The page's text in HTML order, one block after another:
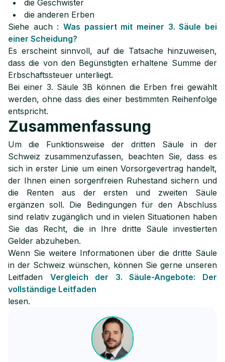
die Geschwister
die anderen Erben
Siehe auch : Was passiert mit meiner 3. Säule bei
einer Scheidung?
Es erscheint sinnvoll, auf die Tatsache hinzuweisen,
dass die von den Begünstigten erhaltene Summe der
Erbschaftssteuer unterliegt.
Bei einer 3. Säule 3B können die Erben frei gewählt
werden, ohne dass dies einer bestimmten Reihenfolge
entspricht.
Zusammenfassung
Um die Funktionsweise der dritten Säule in der
Schweiz zusammenzufassen, beachten Sie, dass es
sich in erster Linie um einen Vorsorgevertrag handelt,
der Ihnen einen sorgenfreien Ruhestand sichern und
die Renten aus der ersten und zweiten Säule
ergänzen soll. Die Bedingungen für den Abschluss
sind relativ zugänglich und in vielen Situationen haben
Sie das Recht, die in Ihre dritte Säule investierten
Gelder abzuheben.
Wenn Sie weitere Informationen über die dritte Säule
in der Schweiz wünschen, können Sie gerne unseren
Leitfaden Vergleich der 3. Säule-Angebote: Der
vollständige Leitfaden
lesen.